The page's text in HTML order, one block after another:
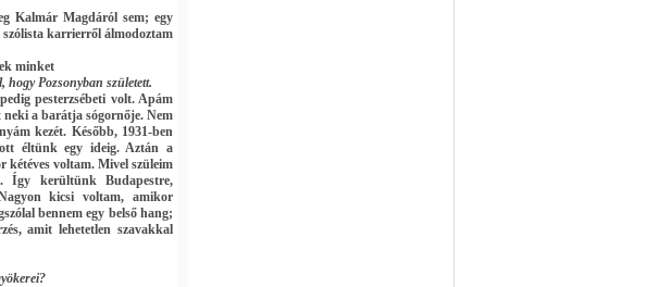
Kalmár Magdárólsem; egy
karrierről álmodoztam
minket
hogy Pozsonyban született.
pesterzsébeti volt. Apám
a barátja sógornője. Nem
kezét. Később, 1931-ben
éltünk egy ideig. Aztán a
voltam. Mivel szüleim
Így kerültünk Budapestre,
kicsi voltam, amikor
bennem egy belső hang;
amit lehetetlen szavakkal